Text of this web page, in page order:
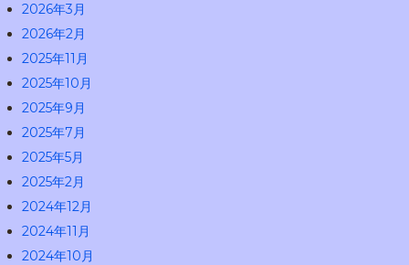
2026年3月
2026年2月
2025年11月
2025年10月
2025年9月
2025年7月
2025年5月
2025年2月
2024年12月
2024年11月
2024年10月